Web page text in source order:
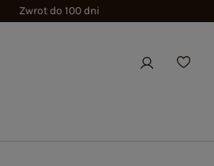
Zwrot do 100 dni